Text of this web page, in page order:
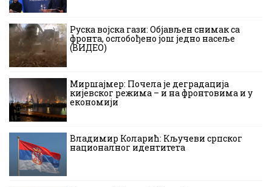
Руска војска гази: Објављен снимак са
фронта, ослобођено још једно насеље
(ВИДЕО)
Миршајмер: Почела је деградација
кијевског режима – и на фронтовима и у
економији
Владимир Коларић: Кључеви српског
националног идентитета